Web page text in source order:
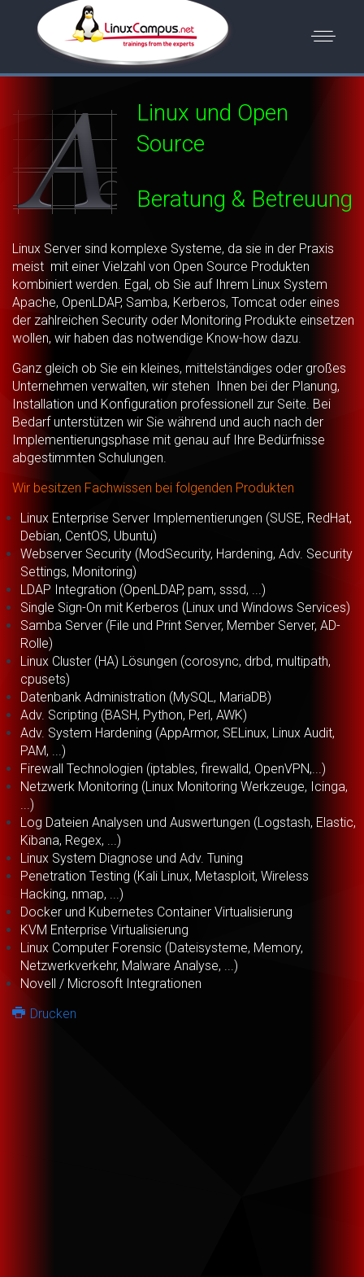
Linux und Open
Source
Beratung & Betreuung
Linux Server sind komplexe Systeme, da sie in der Praxis
meist mit einer Vielzahl von Open Source Produkten
kombiniert werden. Egal, ob Sie auf Ihrem Linux System
Apache, OpenLDAP, Samba, Kerberos, Tomcat oder eines
der zahlreichen Security oder Monitoring Produkte einsetzen
wollen, wir haben das notwendige Know-how dazu.
Ganz gleich ob Sie ein kleines, mittelständiges oder großes
Unternehmen verwalten, wir stehen Ihnen bei der Planung,
Installation und Konfiguration professionell zur Seite. Bei
Bedarf unterstützen wir Sie während und auch nach der
Implementierungsphase mit genau auf Ihre Bedürfnisse
abgestimmten Schulungen.
Wir besitzen Fachwissen bei folgenden Produkten
Linux Enterprise Server Implementierungen (SUSE, RedHat,
Debian, CentOS, Ubuntu)
Webserver Security (ModSecurity, Hardening, Adv. Security
Settings, Monitoring)
LDAP Integration (OpenLDAP, pam, sssd, ...)
Single Sign-On mit Kerberos (Linux und Windows Services)
Samba Server (File und Print Server, Member Server, AD-
Rolle)
Linux Cluster (HA) Lösungen (corosync, drbd, multipath,
cpusets)
Datenbank Administration (MySQL, MariaDB)
Adv. Scripting (BASH, Python, Perl, AWK)
Adv. System Hardening (AppArmor, SELinux, Linux Audit,
PAM, ...)
Firewall Technologien (iptables, firewalld, OpenVPN,...)
Netzwerk Monitoring (Linux Monitoring Werkzeuge, Icinga,
...)
Log Dateien Analysen und Auswertungen (Logstash, Elastic,
Kibana, Regex, ...)
Linux System Diagnose und Adv. Tuning
Penetration Testing (Kali Linux, Metasploit, Wireless
Hacking, nmap, ...)
Docker und Kubernetes Container Virtualisierung
KVM Enterprise Virtualisierung
Linux Computer Forensic (Dateisysteme, Memory,
Netzwerkverkehr, Malware Analyse, ...)
Novell / Microsoft Integrationen
Drucken